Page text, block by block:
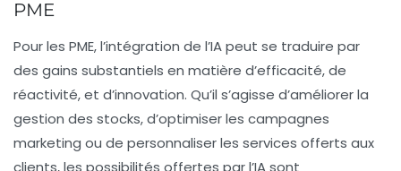
PME
Pour les PME, l’intégration de l’IA peut se traduire par
des gains substantiels en matière d’efficacité, de
réactivité, et d’innovation. Qu’il s’agisse d’améliorer la
gestion des stocks, d’optimiser les campagnes
marketing ou de personnaliser les services offerts aux
clients, les possibilités offertes par l’IA sont